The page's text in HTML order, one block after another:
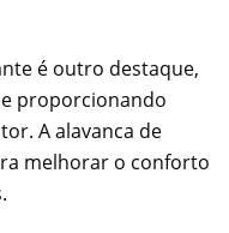
é outro destaque,
proporcionando
A alavanca de
melhorar o conforto